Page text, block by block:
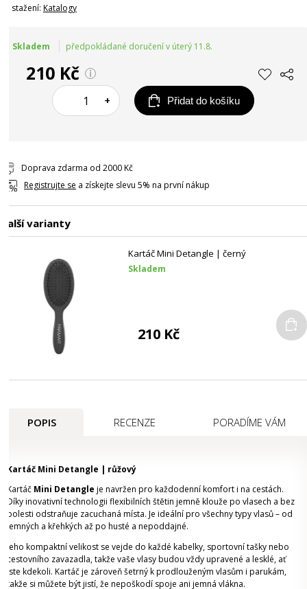
Ke stažení: Katalogy
Skladem předpokládané doručení v úterý 11.8.
210 Kč
+ Přidat do košíku
Doprava zdarma od 2000 Kč
Registrujte se a získejte slevu 5% na první nákup
Další varianty
Kartáč Mini Detangle | černý
Skladem
210 Kč
POPIS RECENZE PORADÍME VÁM
Kartáč Mini Detangle | růžový
Kartáč Mini Detangle je navržen pro každodenní komfort i na cestách.
Díky inovativní technologii flexibilních štětin jemně klouže po vlasech a bez
bolesti odstraňuje zacuchaná místa. Je ideální pro všechny typy vlasů – od
jemných a křehkých až po husté a nepoddajné.
Jeho kompaktní velikost se vejde do každé kabelky, sportovní tašky nebo
cestovního zavazadla, takže vaše vlasy budou vždy upravené a lesklé, ať
jste kdekoli. Kartáč je zároveň šetrný k prodlouženým vlasům i parukám,
takže si můžete být jistí, že nepoškodí spoje ani jemná vlákna.